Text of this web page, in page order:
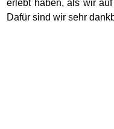
erlebt haben, als wir
Dafür sind wir sehr